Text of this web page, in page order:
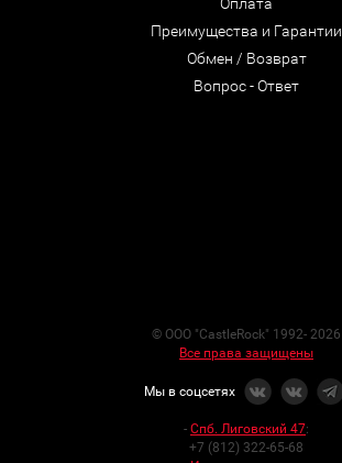
Оплата
Преимущества и Гарантии
Обмен / Возврат
Вопрос - Ответ
© ООО "CastleRock" 1992- 2026
Все права защищены
Мы в соцсетях
- Спб. Лиговский 47:
+7 (812) 322-65-68